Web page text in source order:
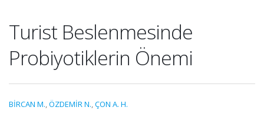
Turist Beslenmesinde
Probiyotiklerin Önemi
BİRCAN M.,ÖZDEMİR N.,ÇON A. H.